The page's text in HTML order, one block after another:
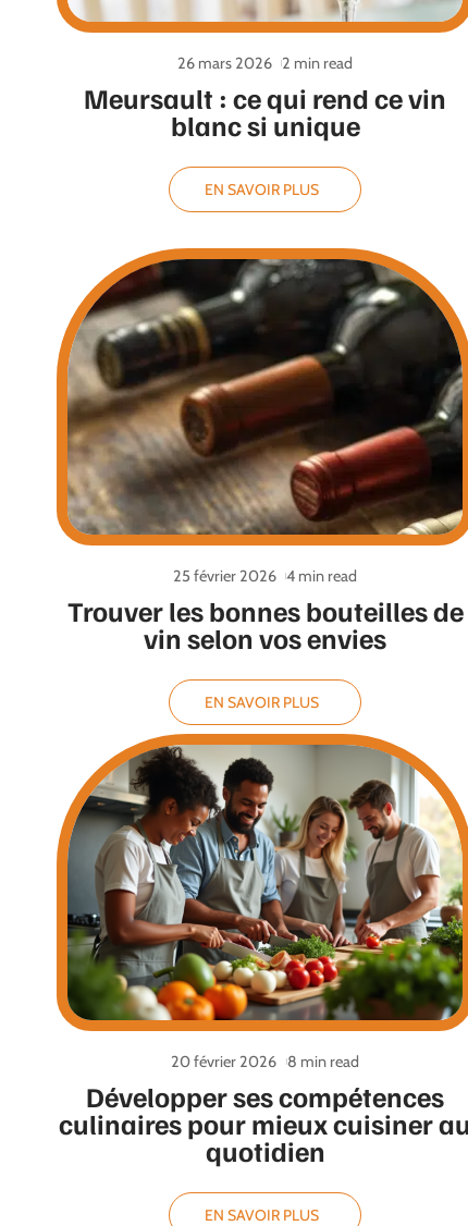
Meursault : ce qui rend ce vin
blanc si unique
26 mars 2026 2 min read
EN SAVOIR PLUS
Trouver les bonnes bouteilles de
vin selon vos envies
25 février 2026 4 min read
EN SAVOIR PLUS
Développer ses compétences
culinaires pour mieux cuisiner au
quotidien
20 février 2026 8 min read
EN SAVOIR PLUS